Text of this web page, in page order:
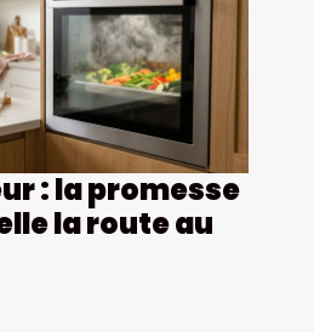
: la promesse
la route au